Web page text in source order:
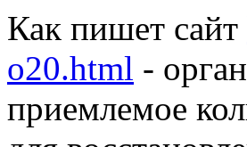
Как пишет сайт
o20.html -
приемлемое